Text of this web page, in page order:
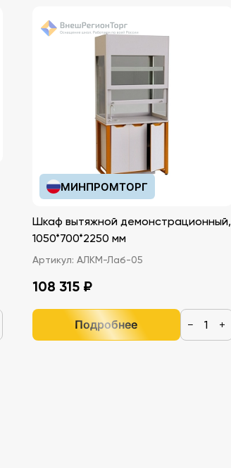
МИНПРОМТОРГ
Шкаф вытяжной демонстрационный,
1050*700*2250 мм
Артикул: АЛКМ-Лаб-05
108 315 ₽
Подробнее − +